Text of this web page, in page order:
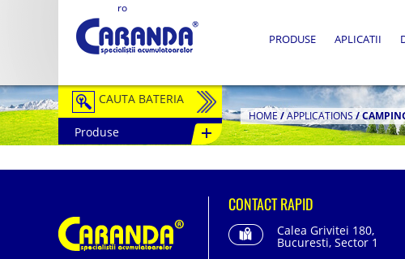
ro
PRODUSE APLICATII
CAUTA BATERIA
Auto / Moto
Tractiune
Stationare
Produse
HOME/APPLICATIONS /
CONTACT RAPID
Calea Grivitei 180,
Bucuresti, Sector 1